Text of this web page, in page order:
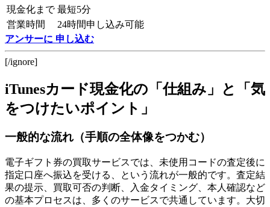
現金化まで 最短5分
営業時間
24時間申し込み可能
アンサーに 申し込む
[/ignore]
iTunesカード現金化の「仕組み」と「気
をつけたいポイント」
一般的な流れ（手順の全体像をつかむ）
電子ギフト券の買取サービスでは、未使用コードの査定後に
指定口座へ振込を受ける、という流れが一般的です。査定結
果の提示、買取可否の判断、入金タイミング、本人確認など
の基本プロセスは、多くのサービスで共通しています。大切